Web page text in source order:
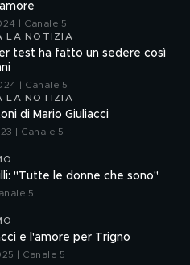
| Canale 5
LA NOTIZIA
test ha fatto un sedere così
| Canale 5
LA NOTIZIA
di Mario Giuliacci
| Canale 5
"Tutte le donne che sono"
5
e l'amore per Trigno
| Canale 5